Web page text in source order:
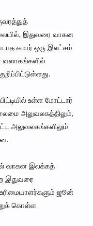
இதுவரை வாகன
சுமார் ஒரு இலட்சம்
உள்ள மோட்டார்
அலுவலகத்திலும்,
அலுவலகங்களிலும்
வாகன இலக்கத்
இதுவரை
ஜூன்
கொள்ள